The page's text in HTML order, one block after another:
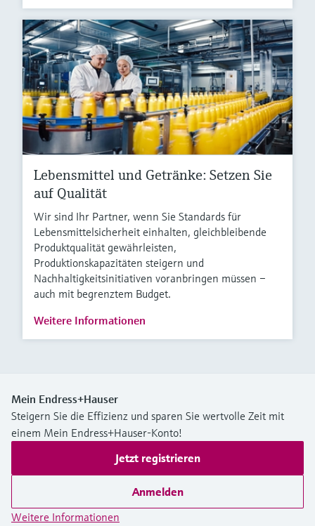
Lebensmittel und Getränke: Setzen Sie
auf Qualität
Wir sind Ihr Partner, wenn Sie Standards für
Lebensmittelsicherheit einhalten, gleichbleibende
Produktqualität gewährleisten,
Produktionskapazitäten steigern und
Nachhaltigkeitsinitiativen voranbringen müssen –
auch mit begrenztem Budget.
Weitere Informationen
Mein Endress+Hauser
Steigern Sie die Effizienz und sparen Sie wertvolle Zeit mit
einem Mein Endress+Hauser-Konto!
Jetzt registrieren
Anmelden
Weitere Informationen